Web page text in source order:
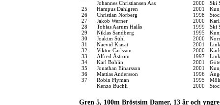
Johannes Christiansen Aas
2000
Ski
25
Hampus Dahlgren 2001
26
Christian Norberg 1998
27
Jakob Werner 2000
28
Tobias Aarum Halås 1999
Ski
29
Niklas Sandberg 1995
30
Joakim Sühl 2000
31
Naevid Kiasat 2001
32
Viktor Carlsson 2000
33
Alfred Åström 1997
34
Karl Bohlin 2001
35
Jonathan Einarsson 2001
36
Mattias Andersson 1996
37
Robin Flyman 1995
Kenzo Buchli
2000
Gren 5, 100m Bröstsim Damer, 13 år och